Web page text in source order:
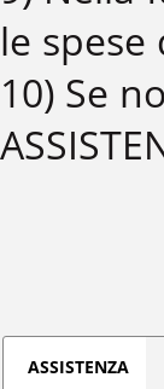
le
10) Se
ASSISTENZA